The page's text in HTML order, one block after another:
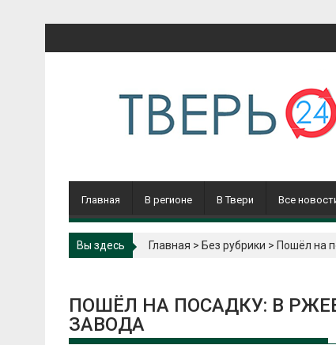
Главная В регионе В Твери Все
Вы здесь Главная > Без рубрики > Пошёл на
ПОШЁЛ НА ПОСАДКУ: В
ЗАВОДА